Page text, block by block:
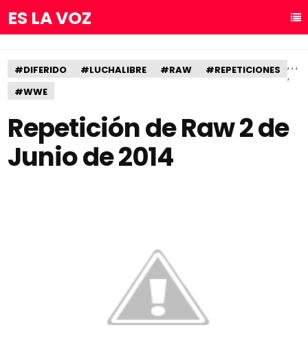
ES LA VOZ
#DIFERIDO ,
#LUCHALIBRE ,
#RAW ,
#REPETICIONES ,
#WWE
Repetición de Raw 2 de
Junio de 2014